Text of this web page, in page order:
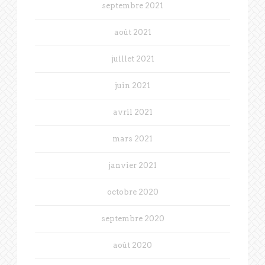
septembre 2021
août 2021
juillet 2021
juin 2021
avril 2021
mars 2021
janvier 2021
octobre 2020
septembre 2020
août 2020